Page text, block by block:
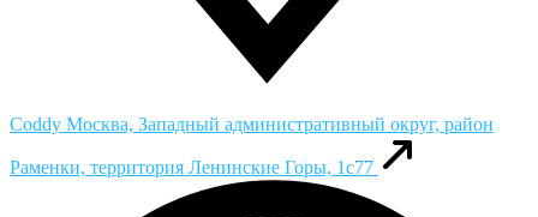
Coddy Москва, Западный административный округ, район
Раменки, территория Ленинские Горы, 1с77